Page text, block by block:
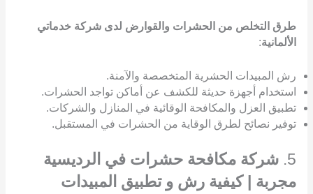
طرق التخلص من الحشرات والقوارض لدى شركة خدماتي
الألمانية:
رش المبيدات الحشرية المتخصصة والآمنة.
استخدام أجهزة حديثة للكشف عن أماكن تواجد الحشرات.
تطبيق العزل والمكافحة الوقائية في المنازل والشركات.
توفير نصائح لطرق الوقاية من الحشرات في المستقبل.
5. شركة مكافحة حشرات في الرديسية
مجربة | كيفية رش و تطبيق المبيدات